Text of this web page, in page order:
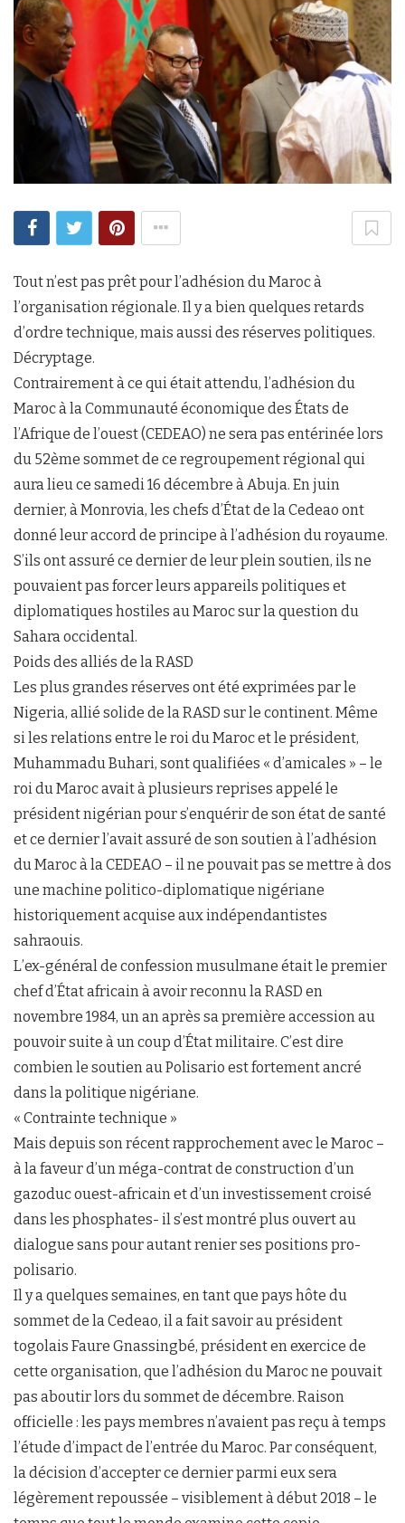
Tout n’est pas prêt pour l’adhésion du Maroc à
l’organisation régionale. Il y a bien quelques retards
d’ordre technique, mais aussi des réserves politiques.
Décryptage.
Contrairement à ce qui était attendu, l’adhésion du
Maroc à la Communauté économique des États de
l’Afrique de l’ouest (CEDEAO) ne sera pas entérinée lors
du 52ème sommet de ce regroupement régional qui
aura lieu ce samedi 16 décembre à Abuja. En juin
dernier, à Monrovia, les chefs d’État de la Cedeao ont
donné leur accord de principe à l’adhésion du royaume.
S’ils ont assuré ce dernier de leur plein soutien, ils ne
pouvaient pas forcer leurs appareils politiques et
diplomatiques hostiles au Maroc sur la question du
Sahara occidental.
Poids des alliés de la RASD
Les plus grandes réserves ont été exprimées par le
Nigeria, allié solide de la RASD sur le continent. Même
si les relations entre le roi du Maroc et le président,
Muhammadu Buhari, sont qualifiées « d’amicales » – le
roi du Maroc avait à plusieurs reprises appelé le
président nigérian pour s’enquérir de son état de santé
et ce dernier l’avait assuré de son soutien à l’adhésion
du Maroc à la CEDEAO – il ne pouvait pas se mettre à dos
une machine politico-diplomatique nigériane
historiquement acquise aux indépendantistes
sahraouis.
L’ex-général de confession musulmane était le premier
chef d’État africain à avoir reconnu la RASD en
novembre 1984, un an après sa première accession au
pouvoir suite à un coup d’État militaire. C’est dire
combien le soutien au Polisario est fortement ancré
dans la politique nigériane.
« Contrainte technique »
Mais depuis son récent rapprochement avec le Maroc –
à la faveur d’un méga-contrat de construction d’un
gazoduc ouest-africain et d’un investissement croisé
dans les phosphates- il s’est montré plus ouvert au
dialogue sans pour autant renier ses positions pro-
polisario.
Il y a quelques semaines, en tant que pays hôte du
sommet de la Cedeao, il a fait savoir au président
togolais Faure Gnassingbé, président en exercice de
cette organisation, que l’adhésion du Maroc ne pouvait
pas aboutir lors du sommet de décembre. Raison
officielle : les pays membres n’avaient pas reçu à temps
l’étude d’impact de l’entrée du Maroc. Par conséquent,
la décision d’accepter ce dernier parmi eux sera
légèrement repoussée – visiblement à début 2018 – le